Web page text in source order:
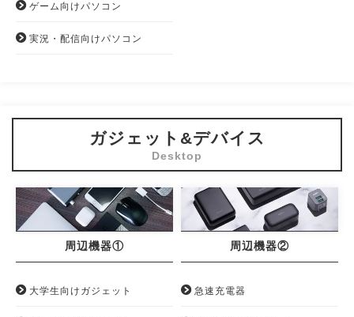
ゲーム向けパソコン
実況・配信向けパソコン
ガジェット&デバイス
周辺機器①
大学生向けガジェット
周辺機器②
急速充電器